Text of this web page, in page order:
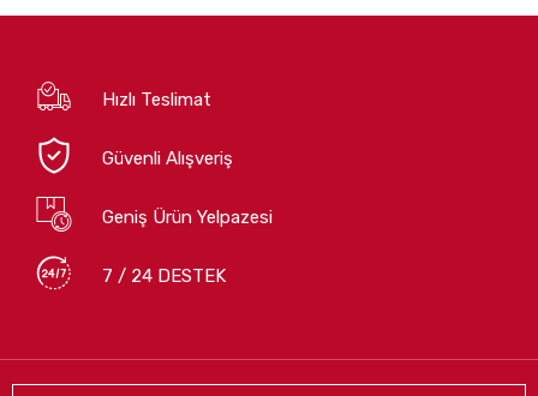
Hızlı Teslimat
Güvenli Alışveriş
Geniş Ürün Yelpazesi
7 / 24 DESTEK